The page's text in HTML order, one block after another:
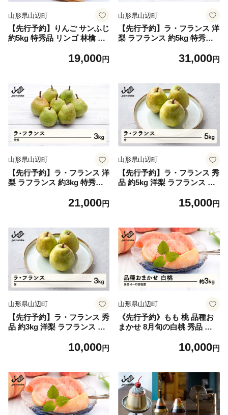
山形県山辺町
【先行予約】りんご サンふじ
約5kg 特秀品 リンゴ 林檎 令
19,000円
山形県山辺町
【先行予約】ラ・フランス 洋
梨 ラフランス 約5kg 特秀品
31,000円
山形県山辺町
【先行予約】ラ・フランス 洋
梨 ラフランス 約3kg 特秀品
21,000円
山形県山辺町
【先行予約】ラ・フランス 秀
品 約5kg 洋梨 ラフランス 令
15,000円
山形県山辺町
【先行予約】ラ・フランス 秀
品 約3kg 洋梨 ラフランス 令
10,000円
山形県山辺町
《先行予約》もも 桃 品種お
まかせ 8月旬の白桃 秀品 約3
形県産 nf-mohtx3-8f10,000円